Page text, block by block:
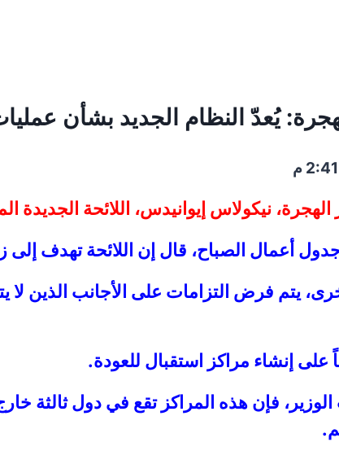
يُعدّ النظام الجديد بشأن
نيكولاس إيوانيدس، اللائحة الجديدة
أعمال الصباح، قال إن اللائحة تهدف إلى
يتم فرض التزامات على الأجانب الذين لا
على إنشاء مراكز استقبال للعودة.
فإن هذه المراكز تقع في دول ثالثة